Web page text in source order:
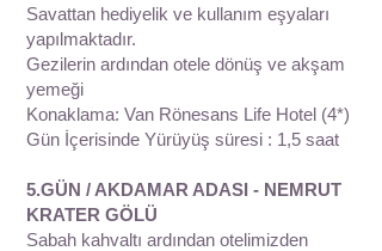
Savattan hediyelik ve kullanım eşyaları
yapılmaktadır.
Gezilerin ardından otele dönüş ve akşam
yemeği
Konaklama: Van Rönesans Life Hotel (4*)
Gün İçerisinde Yürüyüş süresi : 1,5 saat
5.GÜN / AKDAMAR ADASI - NEMRUT
KRATER GÖLÜ
Sabah kahvaltı ardından otelimizden